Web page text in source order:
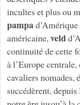
incultes et plus ou
pampad’Amérique
américaine,veld
continuité de cette
à l’Europe
cavaliers nomades,
succédèrent,